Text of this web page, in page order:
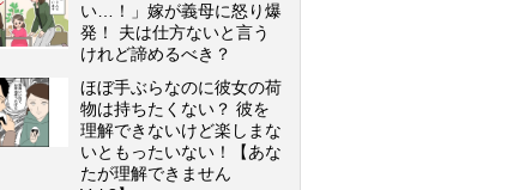
い…！」嫁が義母に怒り爆
発！ 夫は仕方ないと言う
けれど諦めるべき？
ほぼ手ぶらなのに彼女の荷
物は持ちたくない？ 彼を
理解できないけど楽しまな
いともったいない！【あな
たが理解できません